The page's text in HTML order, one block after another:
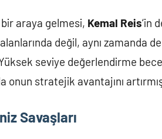
araya gelmesi, Kemal Reis‘in
değil, aynı zamanda
seviye değerlendirme
onun stratejik avantajını
Savaşları